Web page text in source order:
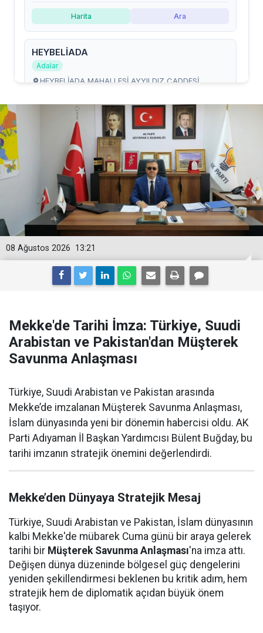
13:21
08 Ağustos 2026
Mekke'de Tarihi İmza: Türkiye, Suudi
Arabistan ve Pakistan'dan Müşterek
Savunma Anlaşması
Türkiye, Suudi Arabistan ve Pakistan arasında
Mekke’de imzalanan Müşterek Savunma Anlaşması,
İslam dünyasında yeni bir dönemin habercisi oldu. AK
Parti Adıyaman İl Başkan Yardımcısı Bülent Buğday, bu
tarihi imzanın stratejik önemini değerlendirdi.
Mekke’den Dünyaya Stratejik Mesaj
Türkiye, Suudi Arabistan ve Pakistan, İslam dünyasının
kalbi Mekke'de mübarek Cuma günü bir araya gelerek
tarihi bir Müşterek Savunma Anlaşması'na imza attı.
Değişen dünya düzeninde bölgesel güç dengelerini
yeniden şekillendirmesi beklenen bu kritik adım, hem
stratejik hem de diplomatik açıdan büyük önem
taşıyor.